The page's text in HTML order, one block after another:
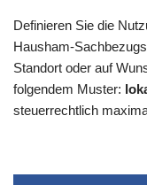
Definieren Sie die
Hausham-
Standort oder auf
folgendem Muster:
steuerrechtlich